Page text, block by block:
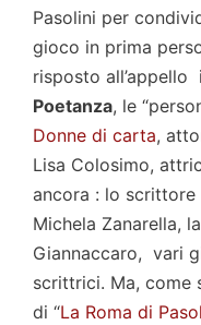
Pasolini per
gioco in prima
risposto
Poetanza, le
Donne di carta,
Lisa Colosimo,
ancora : lo scrittore
Michela Zanarella,
Giannaccaro, vari
scrittrici. Ma, come
di “La Roma di